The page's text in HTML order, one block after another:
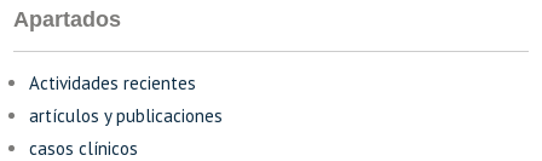
Apartados
Actividades recientes
artículos y publicaciones
casos clínicos